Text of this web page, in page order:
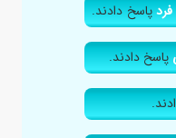
پاسخ دادند.
پاسخ دادند.